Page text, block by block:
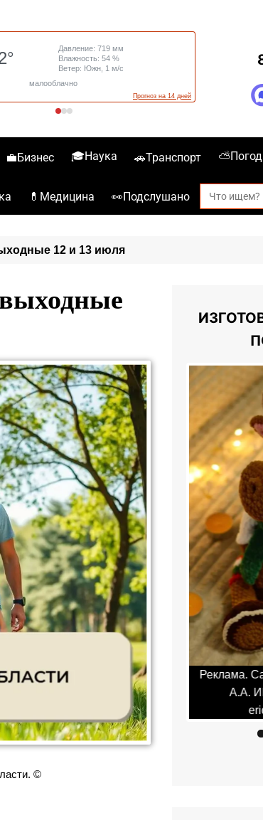
💼Бизнес 🎓Наука 🚗Транспорт
💊Медицина 👀Подслушано
Search
for:
12 и 13 июля
©
Самозанятая Салмашова
А.А. ИНН:610207641003
erid:2Vtzqv8Q5qk
Реклама.
А.А.